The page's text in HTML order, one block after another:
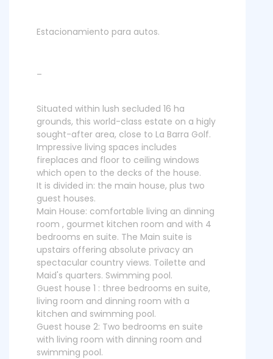
Estacionamiento para autos.
Situated within lush secluded 16 ha
grounds, this world-class estate on a higly
sought-after area, close to La Barra Golf.
Impressive living spaces includes
fireplaces and floor to ceiling windows
which open to the decks of the house.
It is divided in: the main house, plus two
guest houses.
Main House: comfortable living an dinning
room , gourmet kitchen room and with 4
bedrooms en suite. The Main suite is
upstairs offering absolute privacy an
spectacular country views. Toilette and
Maid's quarters. Swimming pool.
Guest house 1 : three bedrooms en suite,
living room and dinning room with a
kitchen and swimming pool.
Guest house 2: Two bedrooms en suite
with living room with dinning room and
swimming pool.